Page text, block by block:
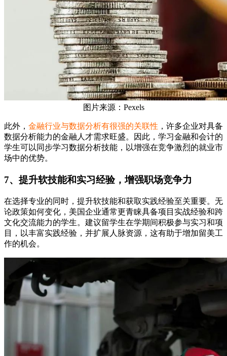
图片来源：Pexels
此外， 金融行业与数据分析有很强的关联性 ，许多企业对具备
数据分析能力的金融人才需求旺盛。因此，学习金融和会计的
学生可以同步学习数据分析技能，以增强在竞争激烈的就业市
场中的优势。
7、提升软技能和实习经验，增强职场竞争力
在选择专业的同时，提升软技能和获取实践经验至关重要。无
论政策如何变化，美国企业通常更青睐具备项目实战经验和跨
文化交流能力的学生。建议留学生在学期间积极参与实习和项
目，以丰富实践经验，并扩展人脉资源，这有助于增加留美工
作的机会。